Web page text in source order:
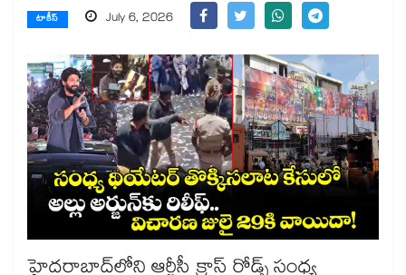
టాకీస్ July 6, 2026